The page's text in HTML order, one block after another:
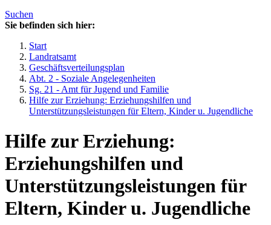
Suchen
Sie befinden sich hier:
Start
Landratsamt
Geschäftsverteilungsplan
Abt. 2 - Soziale Angelegenheiten
Sg. 21 - Amt für Jugend und Familie
Hilfe zur Erziehung: Erziehungshilfen und
Unterstützungsleistungen für Eltern, Kinder u. Jugendliche
Hilfe zur Erziehung:
Erziehungshilfen und
Unterstützungsleistungen für
Eltern, Kinder u. Jugendliche